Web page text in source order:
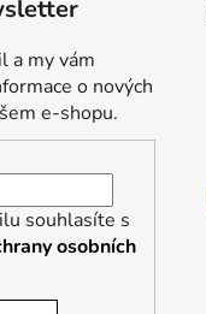
a my vám
o nových
e-shopu.
souhlasíte s
osobních